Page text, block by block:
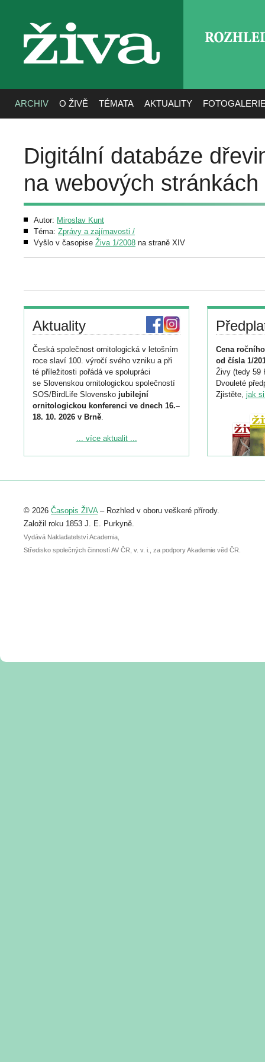
živa
ARCHIV O ŽIVĚ TÉMATA AKTUALITY
Digitální databáze
na webových stránkách
Autor: Miroslav Kunt
Téma: Zprávy a zajímavosti /
Vyšlo v časopise Živa 1/2008 na straně XIV
Aktuality
Česká společnost ornitologická v letošním
roce slaví 100. výročí svého vzniku a při
té příležitosti pořádá ve spolupráci
se Slovenskou ornitologickou společností
SOS/BirdLife Slovensko jubilejní
ornitologickou konferenci ve dnech 16.–
18. 10. 2026 v Brně.
Podrobnější informace ke konferenci
Registrovat se můžete do 6. září.
abstraktu přihlášené přednášky nebo
posteru je už 30. června.
... více aktualit ...
Cena
od čísla 1/
Živy (tedy 59
Dvouleté
Zjistěte, jak
© 2026 Časopis ŽIVA– Rozhled v oboru veškeré přírody.
Založil roku 1853 J. E. Purkyně.
Vydává Nakladatelství Academia,
Středisko společných činností AV ČR, v. v. i., za podpory Akademie věd ČR.